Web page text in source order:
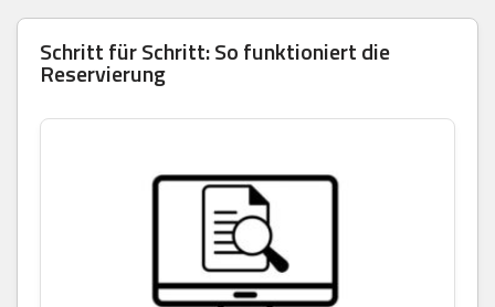
Schritt für Schritt: So funktioniert die
Reservierung